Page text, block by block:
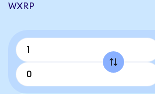
WXRP